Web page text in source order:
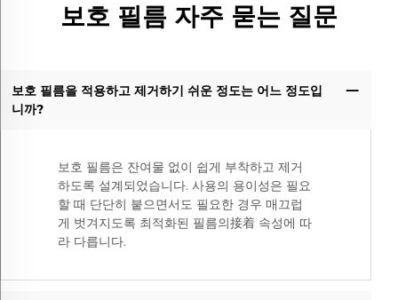
보호 필름 자주 묻는 질문
보호 필름을 적용하고 제거하기 쉬운 정도는 어느 정도입
니까?
보호 필름은 잔여물 없이 쉽게 부착하고 제거
하도록 설계되었습니다. 사용의 용이성은 필요
할 때 단단히 붙으면서도 필요한 경우 매끄럽
게 벗겨지도록 최적화된 필름의接着 속성에 따
라 다릅니다.